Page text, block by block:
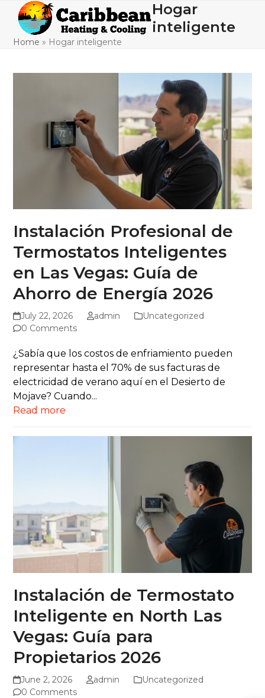
content
Open
mobile
menu
Close
mobile
menu
Hogar
inteligente
Home » Hogar inteligente
Instalación Profesional de
Termostatos Inteligentes
en Las Vegas: Guía de
Ahorro de Energía 2026
July 22, 2026 admin
Uncategorized
0 Comments
¿Sabía que los costos de enfriamiento pueden
representar hasta el 70% de sus facturas de
electricidad de verano aquí en el Desierto de
Mojave? Cuando...
Read more
Instalación de Termostato
Inteligente en North Las
Vegas: Guía para
Propietarios 2026
June 2, 2026 admin
Uncategorized
0 Comments